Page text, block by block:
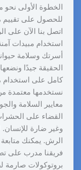
الخطوة الأولى نحو
للحصول على
استخدام مبيدات
أسرتك وسلامة
الحقيقة جيدًا
كامل على استخدام
نستخدمها معتمدة
معايير السلامة
القضاء على
وغير ضارة للإنسان.
الرش. يمكنك
فريقنا مدرب على
بروتوكولات صارمة